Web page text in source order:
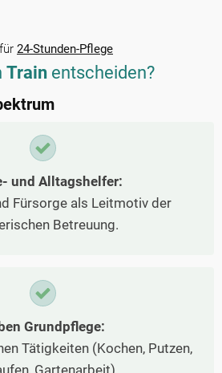
24-Stunden-Pflege
Train entscheiden?
und Alltagshelfer:
Fürsorge als Leitmotiv der
Betreuung.
Grundpflege:
Tätigkeiten (Kochen, Putzen,